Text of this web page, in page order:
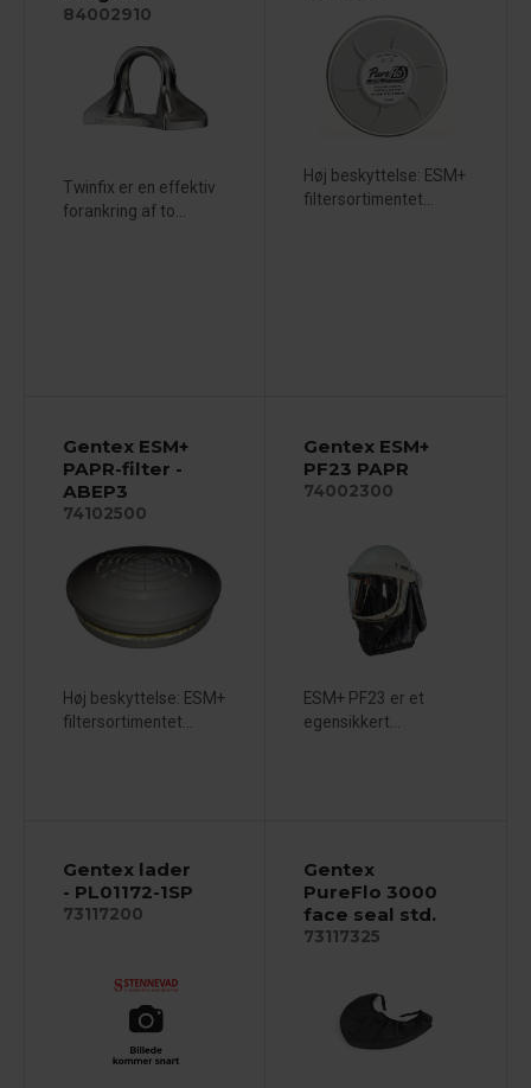
84002910
Twinfix er en effektiv
forankring af to...
Høj beskyttelse: ESM+
filtersortimentet...
Gentex ESM+
PAPR-filter -
ABEP3
74102500
Høj beskyttelse: ESM+
filtersortimentet...
Gentex ESM+
PF23 PAPR
74002300
ESM+ PF23 er et
egensikkert...
Gentex lader
- PL01172-1SP
73117200
Gentex
PureFlo 3000
face seal std.
73117325